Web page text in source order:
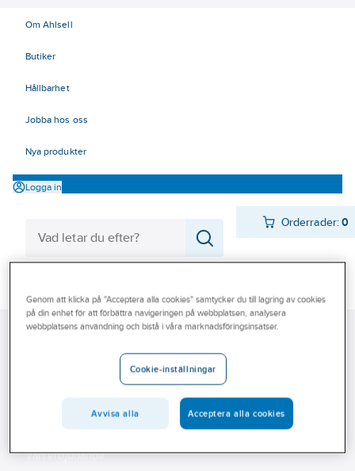
Om Ahlsell
Butiker
Hållbarhet
Jobba hos oss
Nya produkter
Logga in
Orderrader:0
Varumärken
Vårt erbjudande
El
06 Åskskydd och potentialutjämning
Jordtag
Jordplåtar och jordnät med tillbehör
Jordningssatser
Jordningssatser
Genom att klicka på "Acceptera alla cookies" samtycker du till lagring av cookies
på din enhet för att förbättra navigeringen på webbplatsen, analysera
webbplatsens användning och bistå i våra marknadsföringsinsatser.
Cookie-inställningar
Avvisa alla Acceptera alla cookies